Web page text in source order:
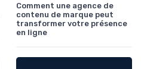
Comment une agence de
contenu de marque peut
transformer votre présence
en ligne